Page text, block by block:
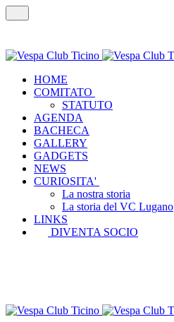
HOME
COMITATO
STATUTO
AGENDA
BACHECA
GALLERY
GADGETS
NEWS
CURIOSITA'
La nostra storia
La storia del VC Lugano
LINKS
DIVENTA SOCIO